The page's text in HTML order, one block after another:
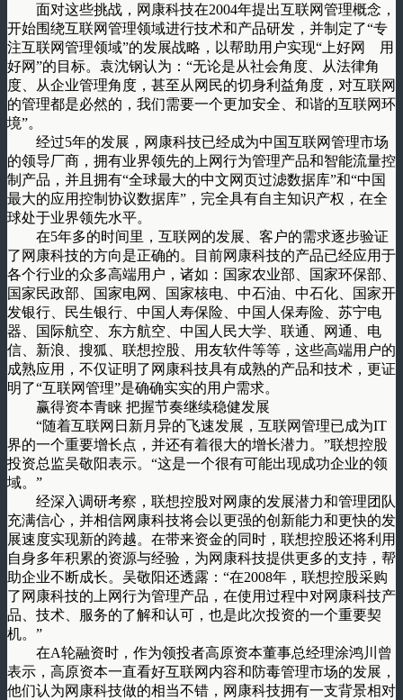
面对这些挑战，网康科技在2004年提出互联网管理概念，
开始围绕互联网管理领域进行技术和产品研发，并制定了“专
注互联网管理领域”的发展战略，以帮助用户实现“上好网 用
好网”的目标。袁沈钢认为：“无论是从社会角度、从法律角
度、从企业管理角度，甚至从网民的切身利益角度，对互联网
的管理都是必然的，我们需要一个更加安全、和谐的互联网环
境”。
经过5年的发展，网康科技已经成为中国互联网管理市场
的领导厂商，拥有业界领先的上网行为管理产品和智能流量控
制产品，并且拥有“全球最大的中文网页过滤数据库”和“中国
最大的应用控制协议数据库”，完全具有自主知识产权，在全
球处于业界领先水平。
在5年多的时间里，互联网的发展、客户的需求逐步验证
了网康科技的方向是正确的。目前网康科技的产品已经应用于
各个行业的众多高端用户，诸如：国家农业部、国家环保部、
国家民政部、国家电网、国家核电、中石油、中石化、国家开
发银行、民生银行、中国人寿保险、中国人保寿险、苏宁电
器、国际航空、东方航空、中国人民大学、联通、网通、电
信、新浪、搜狐、联想控股、用友软件等等，这些高端用户的
成熟应用，不仅证明了网康科技具有成熟的产品和技术，更证
明了“互联网管理”是确确实实的用户需求。
赢得资本青睐 把握节奏继续稳健发展
“随着互联网日新月异的飞速发展，互联网管理已成为IT
界的一个重要增长点，并还有着很大的增长潜力。”联想控股
投资总监吴敬阳表示。“这是一个很有可能出现成功企业的领
域。”
经深入调研考察，联想控股对网康的发展潜力和管理团队
充满信心，并相信网康科技将会以更强的创新能力和更快的发
展速度实现新的跨越。在带来资金的同时，联想控股还将利用
自身多年积累的资源与经验，为网康科技提供更多的支持，帮
助企业不断成长。吴敬阳还透露：“在2008年，联想控股采购
了网康科技的上网行为管理产品，在使用过程中对网康科技产
品、技术、服务的了解和认可，也是此次投资的一个重要契
机。”
在A轮融资时，作为领投者高原资本董事总经理涂鸿川曾
表示，高原资本一直看好互联网内容和防毒管理市场的发展，
他们认为网康科技做的相当不错，网康科技拥有一支背景相对